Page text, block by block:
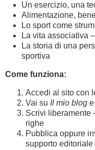
Un esercizio, una
Alimentazione,
Lo sport come
La vita associativa
La storia di una
sportiva
Come funziona:
Accedi al sito con
Vai su Il mio blog
Scrivi liberamente
righe
Pubblica oppure
supporto editoriale